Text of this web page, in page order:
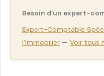
Besoin d’un expert-
Expert-Comptable
l'Immobilier— Voir tous